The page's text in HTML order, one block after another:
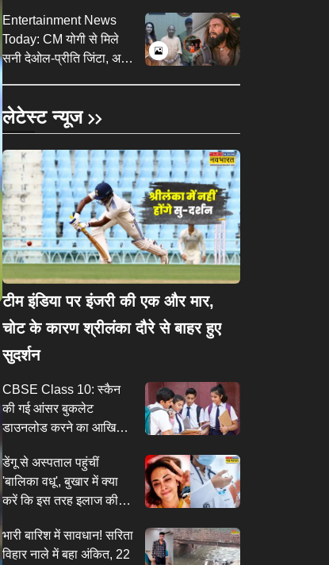
वीकेंड
Entertainment News
Today: CM योगी से मिले
सनी देओल-प्रीति जिंटा, असम
लेटेस्ट न्यूज
टीम इंडिया पर इंजरी की एक और मार,
चोट के कारण श्रीलंका दौरे से बाहर हुए
सुदर्शन
CBSE Class 10: स्कैन
की गई आंसर बुकलेट
डाउनलोड करने का आखिरी
बारे में
डेंगू से अस्पताल पहुंचीं
'बालिका वधू', बुखार में क्या
करें कि इस तरह इलाज की
भारी बारिश में सावधान! सरिता
विहार नाले में बहा अंकित, 22